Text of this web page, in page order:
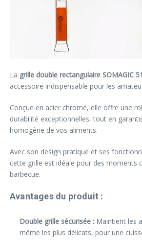
La grille double rectangulaire SOMAGIC
accessoire indispensable pour les
Conçue en acier chromé, elle offre une
durabilité exceptionnelles, tout en
homogène de vos aliments.
Avec son design pratique et ses
cette grille est idéale pour des moments
barbecue.
Avantages du produit :
Double grille sécurisée : Maintient les
même les plus délicats, pour une